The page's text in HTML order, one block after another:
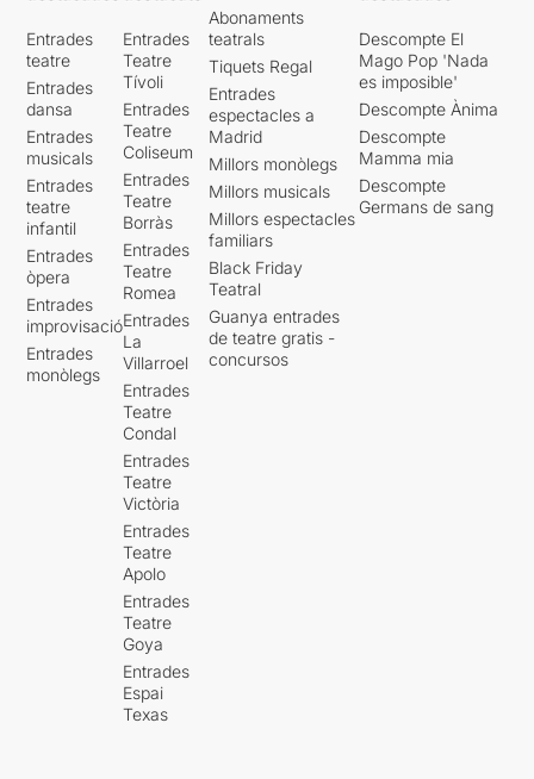
Entrades
teatre
Entrades
dansa
Entrades
musicals
Entrades
teatre
infantil
Entrades
òpera
Entrades
improvisació
Entrades
monòlegs
Entrades
Teatre
Tívoli
Entrades
Teatre
Coliseum
Entrades
Teatre
Borràs
Entrades
Teatre
Romea
Entrades
La
Villarroel
Entrades
Teatre
Condal
Entrades
Teatre
Victòria
Entrades
Teatre
Apolo
Entrades
Teatre
Goya
Entrades
Espai
Texas
Abonaments
teatrals
Tiquets Regal
Entrades
espectacles a
Madrid
Millors monòlegs
Millors musicals
Millors espectacles
familiars
Black Friday
Teatral
Guanya entrades
de teatre gratis -
concursos
Descompte El
Mago Pop 'Nada
es imposible'
Descompte Ànima
Descompte
Mamma mia
Descompte
Germans de sang